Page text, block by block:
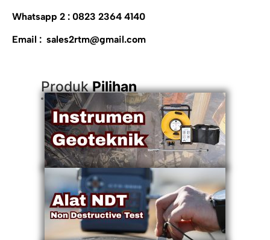
Whatsapp 2 : 0823 2364 4140
Email : sales2rtm@gmail.com
ProdukPilihan